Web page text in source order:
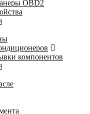
OBD2
компонентов